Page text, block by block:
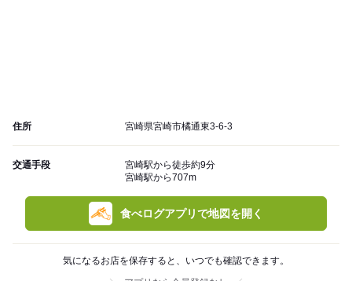
住所 宮崎県宮崎市橘通東3-6-3
交通手段
宮崎駅から徒歩約9分
宮崎駅から707m
食べログアプリで地図を開く
気になるお店を保存すると、いつでも確認できます。